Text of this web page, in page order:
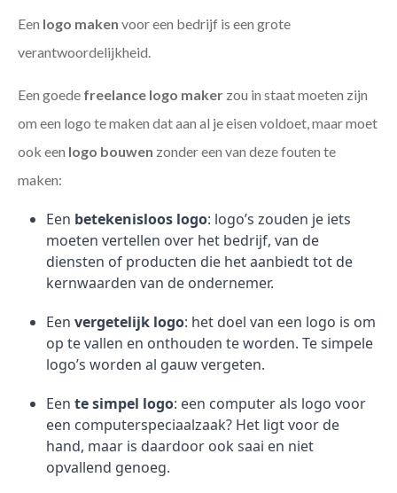
Een logo maken voor een bedrijf is een grote
verantwoordelijkheid.
Een goede freelance logo maker zou in staat moeten zijn
om een logo te maken dat aan al je eisen voldoet, maar moet
ook een logo bouwen zonder een van deze fouten te
maken:
Een betekenisloos logo: logo’s zouden je iets
moeten vertellen over het bedrijf, van de
diensten of producten die het aanbiedt tot de
kernwaarden van de ondernemer.
Een vergetelijk logo: het doel van een logo is om
op te vallen en onthouden te worden. Te simpele
logo’s worden al gauw vergeten.
Een te simpel logo: een computer als logo voor
een computerspeciaalzaak? Het ligt voor de
hand, maar is daardoor ook saai en niet
opvallend genoeg.